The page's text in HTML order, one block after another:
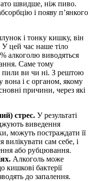
швидше, ніж пиво.
і появу п’янкого
і тонку кишку, він
цей час наше тіло
алкоголю виводяться
Саме тому
пили ви чи ні. З рештою
вона і є органом, якому
причини, через які
стрес. У результаті
виведення
можуть постраждати її
вилікувати сам себе, і
або рубцювання.
Алкоголь може
бактерії
до запалення.